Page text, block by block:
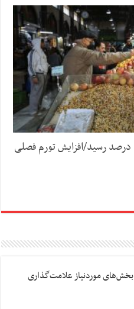
تورم نقطه‌به‌نقطه خدمات به ۵۸ درصد رسید/افزایش تورم فصلی
بخش‌های موردنیاز علامت‌گذاری